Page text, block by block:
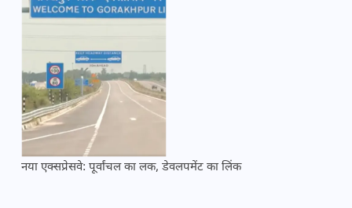
नया एक्सप्रेसवे: पूर्वांचल का लक, डेवलपमेंट का लिंक